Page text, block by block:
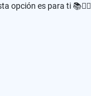
opción es para ti 📚🚶‍♂️